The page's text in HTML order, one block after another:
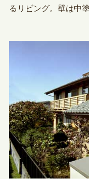
るリビング。壁は中